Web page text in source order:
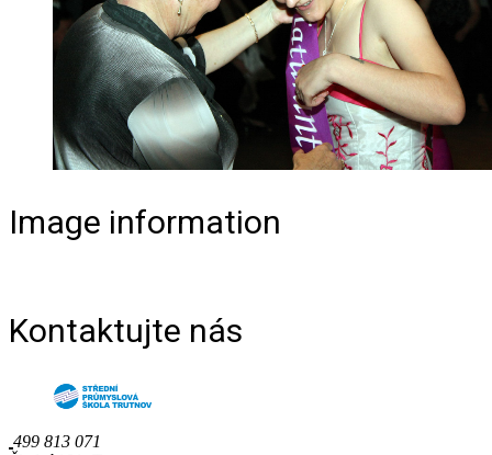
Image information
Kontaktujte nás
499 813 071